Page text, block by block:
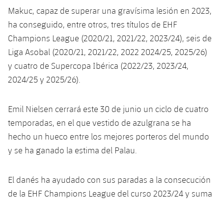
Makuc, capaz de superar una gravísima lesión en 2023,
ha conseguido, entre otros, tres títulos de EHF
Champions League (2020/21, 2021/22, 2023/24), seis de
Liga Asobal (2020/21, 2021/22, 2022 2024/25, 2025/26)
y cuatro de Supercopa Ibérica (2022/23, 2023/24,
2024/25 y 2025/26).
Emil Nielsen cerrará este 30 de junio un ciclo de cuatro
temporadas, en el que vestido de azulgrana se ha
hecho un hueco entre los mejores porteros del mundo
y se ha ganado la estima del Palau.
El danés ha ayudado con sus paradas a la consecución
de la EHF Champions League del curso 2023/24 y suma